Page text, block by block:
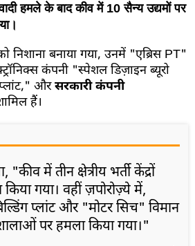
हमले के बाद कीव में 10 सैन्य उद्यमों पर
निशाना बनाया गया, उनमें "एब्रिस PT"
कंपनी "स्पेशल डिज़ाइन ब्यूरो
औरसरकारी कंपनी
हैं।
"कीव में तीन क्षेत्रीय भर्ती केंद्रों
गया। वहीं ज़पोरोज़्ये में,
प्लांट और "मोटर सिच" विमान
पर हमला किया गया।"